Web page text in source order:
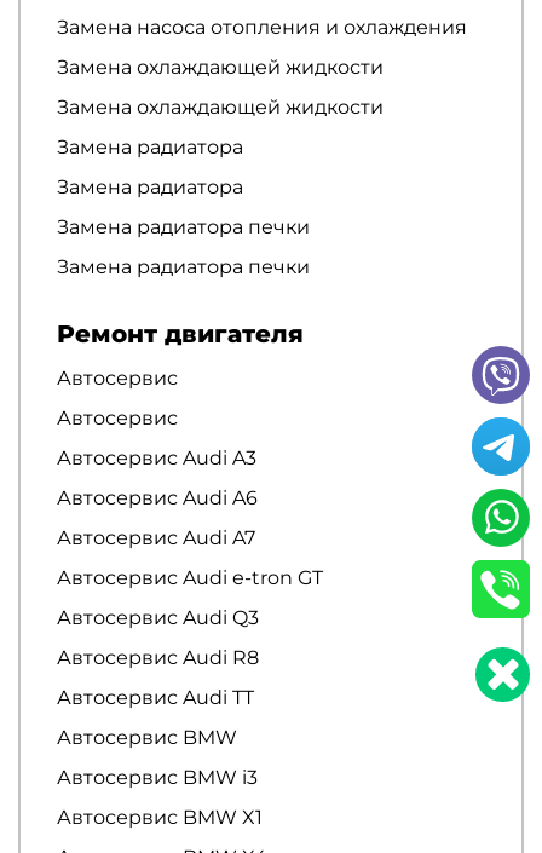
Замена насоса отопления и охлаждения
Замена охлаждающей жидкости
Замена охлаждающей жидкости
Замена радиатора
Замена радиатора
Замена радиатора печки
Замена радиатора печки
Ремонт двигателя
Автосервис
Автосервис
Автосервис Audi A3
Автосервис Audi A6
Автосервис Audi A7
Автосервис Audi e-tron GT
Автосервис Audi Q3
Автосервис Audi R8
Автосервис Audi TT
Автосервис BMW
Автосервис BMW i3
Автосервис BMW X1